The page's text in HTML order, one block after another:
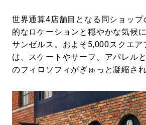
世界通算4店舗目となる同ショッ
的なロケーションと穏やかな気候
サンゼルス。およそ5,000スクエア
は、スケートやサーフ、アパレル
のフィロソフィがぎゅっと凝縮され